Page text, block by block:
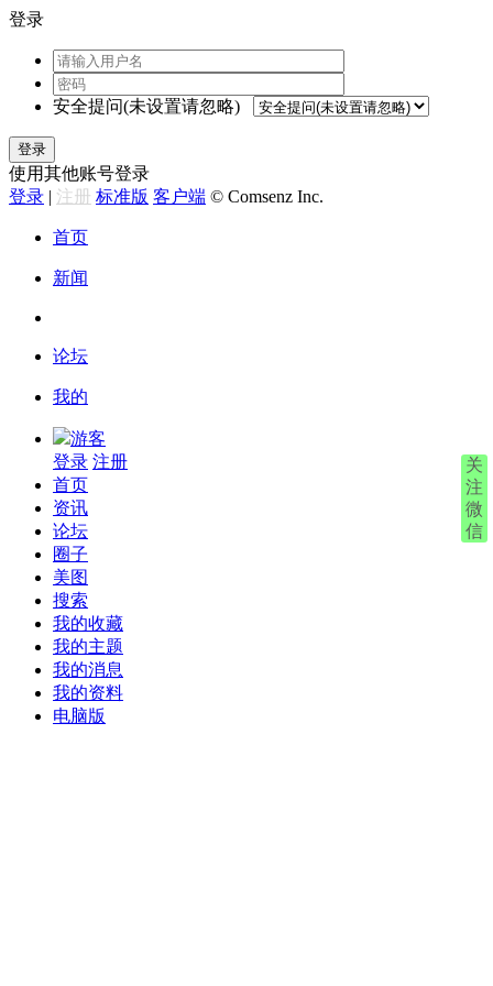
登录
安全提问(未设置请忽略)
登录
使用其他账号登录
关
注
微
信
登录 | 注册 标准版 客户端 © Comsenz Inc.
首页
新闻
论坛
我的
游客
登录 注册
首页
资讯
论坛
圈子
美图
搜索
我的收藏
我的主题
我的消息
我的资料
电脑版